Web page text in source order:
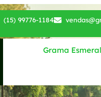
(15) 99776-1184
Grama